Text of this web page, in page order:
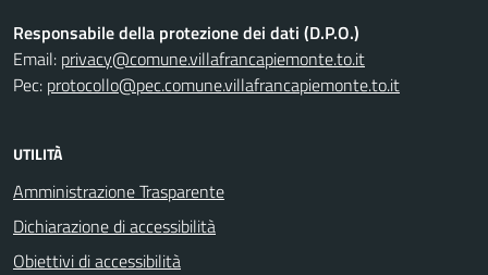
Responsabile della protezione dei dati (D.P.O.)
Email: privacy@comune.villafrancapiemonte.to.it
Pec: protocollo@pec.comune.villafrancapiemonte.to.it
UTILITÀ
Amministrazione Trasparente
Dichiarazione di accessibilità
Obiettivi di accessibilità